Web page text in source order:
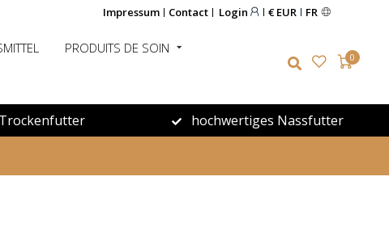
Impressum Contact Login € EUR FR
PRODUITS DE SOIN
0
hochwertiges Nassfutter